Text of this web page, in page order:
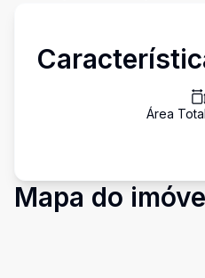
Área Total
Mapa do